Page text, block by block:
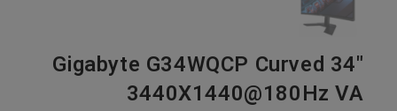
Gigabyte G34WQCP Curved 34"
3440X1440@180Hz VA